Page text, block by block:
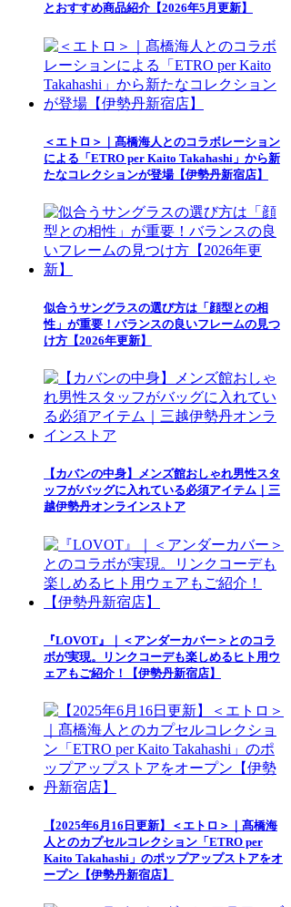
とおすすめ商品紹介【2026年5月更新】
＜エトロ＞｜髙橋海人とのコラボレーション
による「ETRO per Kaito Takahashi」から新
たなコレクションが登場【伊勢丹新宿店】
似合うサングラスの選び方は「顔型との相
性」が重要！バランスの良いフレームの見つ
け方【2026年更新】
【カバンの中身】メンズ館おしゃれ男性スタ
ッフがバッグに入れている必須アイテム｜三
越伊勢丹オンラインストア
『LOVOT』｜＜アンダーカバー＞とのコラ
ボが実現。リンクコーデも楽しめるヒト用ウ
ェアもご紹介！【伊勢丹新宿店】
【2025年6月16日更新】＜エトロ＞｜髙橋海
人とのカプセルコレクション「ETRO per
Kaito Takahashi」のポップアップストアをオ
ープン【伊勢丹新宿店】